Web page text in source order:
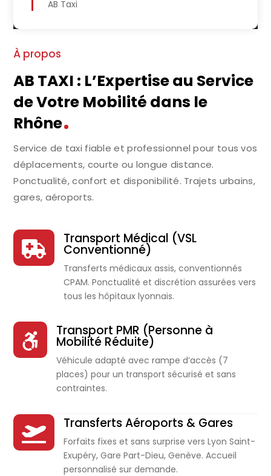
AB Taxi
À propos
AB TAXI : L’Expertise au Service
de Votre Mobilité dans le
Rhône
Service de taxi fiable et professionnel pour tous vos
déplacements, courte ou longue distance.
Ponctualité, confort et disponibilité. Trajets urbains,
gares, aéroports.

Transport Médical (VSL
Conventionné)
Transferts médicaux assis, conventionnés
CPAM. Ponctualité et discrétion assurées vers
tous les hôpitaux lyonnais.

Transport PMR (Personne à
Mobilité Réduite)
Véhicule adapté avec rampe d’accès (7
places) pour un transport sécurisé et sans
contraintes.

Transferts Aéroports & Gares
Forfaits fixes et sans surprise vers Lyon Saint-
Exupéry, Gare Part-Dieu, Genève. Accueil
personnalisé sur demande.